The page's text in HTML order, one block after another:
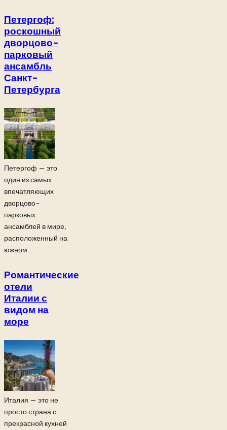
Петергоф:
роскошный
дворцово-
парковый
ансамбль
Санкт-
Петербурга
Петергоф — это
один из самых
впечатляющих
дворцово-
парковых
ансамблей в мире,
расположенный на
южном...
Романтические
отели
Италии с
видом на
море
Италия — это не
просто страна с
прекрасной кухней